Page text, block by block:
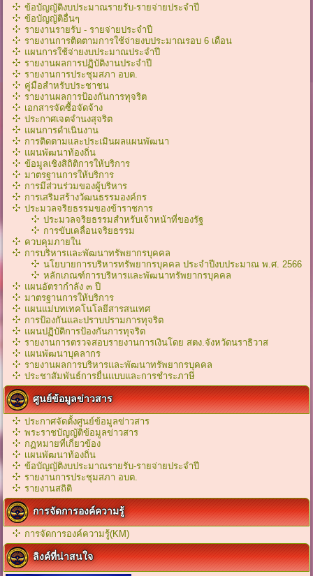
ข้อบัญญัติงบประมาณรายรับ-รายจ่ายประจำปี
ข้อบัญญัติอื่นๆ
รายงานรายรับ - รายจ่ายประจำปี
รายงานการติดตามการใช้จ่ายงบประมาณรอบ 6 เดือน
แผนการใช้จ่ายงบประมาณประจำปี
รายงานผลการปฏิบัติงานประจำปี
รายงานการประชุมสภา อบต.
คู่มือสำหรับประชาชน
รายงานผลการป้องกันการทุจริต
เอกสารจัดซื้อจัดจ้าง
ประกาศเจตจำนงสุจริต
แผนการดำเนินงาน
การติดตามและประเมินผลแผนพัฒนา
แผนพัฒนาท้องถิ่น
ข้อมูลเชิงสิถิติการให้บริการ
มาตรฐานการให้บริการ
การมีส่วนร่วมของผู้บริหาร
การเสริมสร้างวัฒนธรรมองค์กร
ประมวลจริยธรรมของข้าราชการ
ประมวลจริยธรรมสำหรับเจ้าหน้าที่ของรัฐ
การขับเคลื่อนจริยธรรม
ควบคุมภายใน
การบริหารและพัฒนาทรัพยากรบุคคล
นโยบายการบริหารทรัพยากรบุคคล ประจำปีงบประมาณ พ.ศ. 2566
หลักเกณฑ์การบริหารเเละพัฒนาทรัพยากรบุคคล
แผนอัตรากำลัง ๓ ปี
มาตรฐานการให้บริการ
แผนแม่บทเทคโนโลยีสารสนเทศ
การป้องกันและปราบปรามการทุจริต
แผนปฏิบัติการป้องกันการทุจริต
รายงานการตรวจสอบรายงานการเงินโดย สตง.จังหวัดนราธิวาส
แผนพัฒนาบุคลากร
รายงานผลการบริหารและพัฒนาทรัพยากรบุคคล
ประชาสัมพันธ์การยื่นแบบและการชำระภาษี
ศูนย์ข้อมูลข่าวสาร
ประกาศจัดตั้งศูนย์ข้อมูลข่าวสาร
พระราชบัญญัติข้อมูลข่าวสาร
กฏหมายที่เกี่ยวข้อง
เเผนพัฒนาท้องถิ่น
ข้อบัญญัติงบประมาณรายรับ-รายจ่ายประจำปี
รายงานการประชุมสภา อบต.
รายงานสถิติ
การจัดการองค์ความรู้
การจัดการองค์ความรู้(KM)
ลิงค์ที่น่าสนใจ